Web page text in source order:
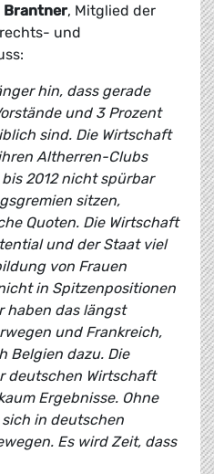
Brantner, Mitglied der
und
hin, dass gerade
und 3 Prozent
sind. Die Wirtschaft
Altherren-Clubs
2012 nicht spürbar
sitzen,
Quoten. Die Wirtschaft
und der Staat viel
von Frauen
in Spitzenpositionen
haben das längst
und Frankreich,
Belgien dazu. Die
deutschen Wirtschaft
Ergebnisse. Ohne
in deutschen
Es wird Zeit, dass